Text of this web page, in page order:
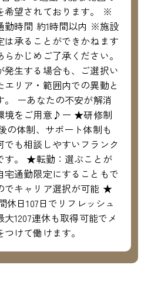
希望されております。 ※
勤時間 約1時間以内 ※施設
は承ることができかねます
らかじめご了承ください。
生する場合も、ご選択い
エリア・範囲内での異動と
。 ーあなたの不安が解消
境をご用意♪ー ★研修制
の体制、サポート体制も
でも相談しやすいフランク
す。 ★転勤：選ぶことが
宅通勤限定にすることもで
でキャリア選択が可能 ★
休日107日でリフレッシュ
1207連休も取得可能でメ
つけて働けます。